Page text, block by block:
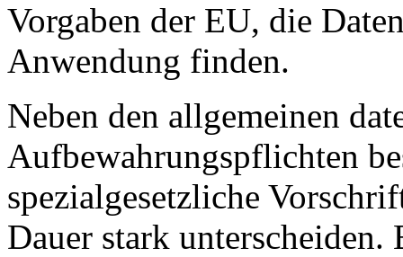
Vorgaben der EU, die
Anwendung finden.
Neben den allgemeinen
Aufbewahrungspflichten
spezialgesetzliche
Dauer stark unterscheiden.